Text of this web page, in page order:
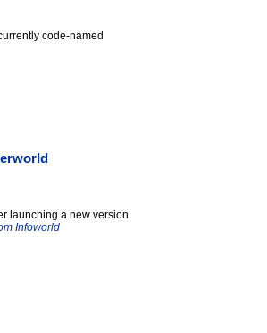
code-named
launching a new version
Infoworld